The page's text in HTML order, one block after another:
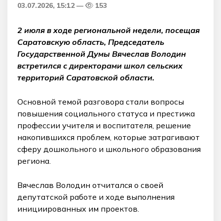
03.07.2026, 15:12 153
2 июля в ходе региональной недели, посещая
Саратовскую область, Председатель
Государственной Думы Вячеслав Володин
встретился с директорами школ сельских
территорий Саратовской области.
Основной темой разговора стали вопросы
повышения социального статуса и престижа
профессии учителя и воспитателя, решение
накопившихся проблем, которые затрагивают
сферу дошкольного и школьного образования
региона.
Вячеслав Володин отчитался о своей
депутатской работе и ходе выполнения
инициированных им проектов.